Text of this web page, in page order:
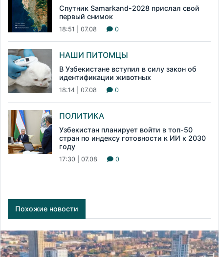
Спутник Samarkand-2028 прислал свой
первый снимок
18:51 | 07.08 0
НАШИ ПИТОМЦЫ
В Узбекистане вступил в силу закон об
идентификации животных
18:14 | 07.08 0
ПОЛИТИКА
Узбекистан планирует войти в топ-50
стран по индексу готовности к ИИ к 2030
году
17:30 | 07.08 0
Похожие новости